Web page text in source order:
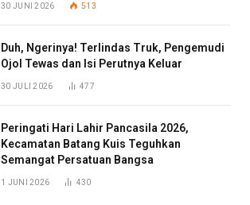
30 JUNI 2026 513
Duh, Ngerinya! Terlindas Truk, Pengemudi
Ojol Tewas dan Isi Perutnya Keluar
30 JULI 2026 477
Peringati Hari Lahir Pancasila 2026,
Kecamatan Batang Kuis Teguhkan
Semangat Persatuan Bangsa
1 JUNI 2026 430